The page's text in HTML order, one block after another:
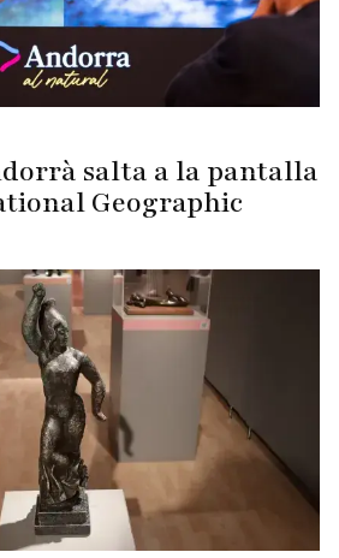
salta a la pantalla
Geographic